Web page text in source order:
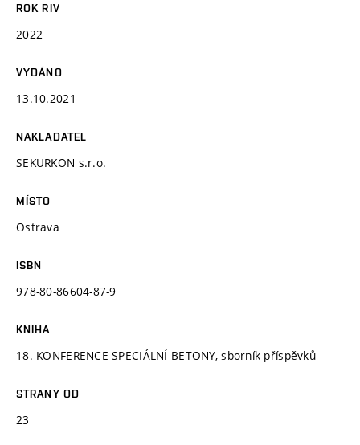
ROK RIV
2022
VYDÁNO
13.10.2021
NAKLADATEL
SEKURKON s.r.o.
MÍSTO
Ostrava
ISBN
978-80-86604-87-9
KNIHA
18. KONFERENCE SPECIÁLNÍ BETONY, sborník příspěvků
STRANY OD
23